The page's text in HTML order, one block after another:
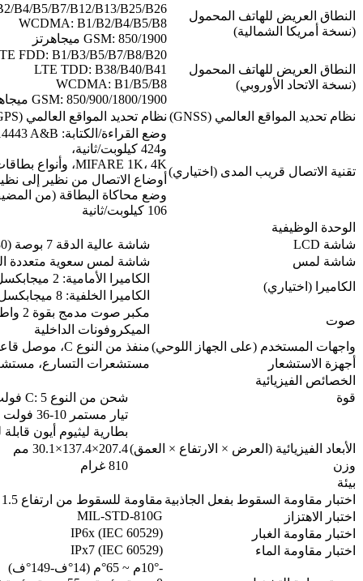
النطاق العريض للهاتف المحمول
(نسخة أمريكا الشمالية)
B4/B5/B7/B12/B13/B25/B26
WCDMA: B1/B2/B4/B5/B8
GSM: 850/1900 ميجاهرتز
النطاق العريض للهاتف المحمول
(نسخة الاتحاد الأوروبي)
FDD: B1/B3/B5/B7/B8/B20
LTE TDD: B38/B40/B41
WCDMA: B1/B5/B8
GSM: 850/900/1800/1900 ميجاهرتز
نظام تحديد المواقع العالمي (GNSS)
نظام تحديد المواقع العالمي (GPS) / نظام غلوناس (GLONASS) / نظام بيدو (BEIDOU)
تقنية الاتصال قريب المدى (اختياري)
و424 كيلوبت/ثانية،
أوضاع الاتصال من نظير إلى
106 كيلوبت/ثانية
الوحدة الوظيفية
شاشة LCD
شاشة عالية الدقة 7 بوصة (1280×800)، قابلة للقراءة تحت أشعة الشمس، سطوع 800 شمعة
شاشة لمس
شاشة لمس سعوية متعددة
الكاميرا (اختياري)
الكاميرا الأمامية: 2 ميجابكسل
الكاميرا الخلفية: 8 ميجابكسل مع إضاءة LED
صوت
مكبر صوت مدمج بقوة 2 واط، 85 ديسيبل
الميكروفونات الداخلية
واجهات المستخدم (على الجهاز اللوحي)منفذ من النوع C، موصل قاعدة التوصيل، مقبس سماعة الأذن
أجهزة الاستشعار
مستشعرات التسارع،
الخصائص الفيزيائية
قوة
شحن من النوع C: 5 فولت 1 أمبير
تيار مستمر 10-36 فولت (محطة إرساء) (ISO 7637-II)
بطارية ليثيوم أيون قابلة للاستبدال، 3.7
الأبعاد الفيزيائية (العرض × الارتفاع × العمق)207.4×137.4×30.1 مم
وزن
810 غرام
بيئة
اختبار مقاومة السقوط بفعل الجاذبية مقاومة للسقوط من ارتفاع 1.5 متر
اختبار الاهتزاز
MIL-STD-810G
اختبار مقاومة الغبار
IP6x (IEC 60529)
اختبار مقاومة الماء
IPx7 (IEC 60529)
-10°م ~ 65°م (14°ف-149°ف)